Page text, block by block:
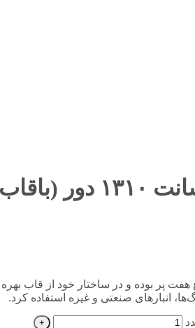
1310 دور (باقاب) دمنده از نوع هفت پر بوده و در
انبارهای صنعتی و غیره استفاده کرد.